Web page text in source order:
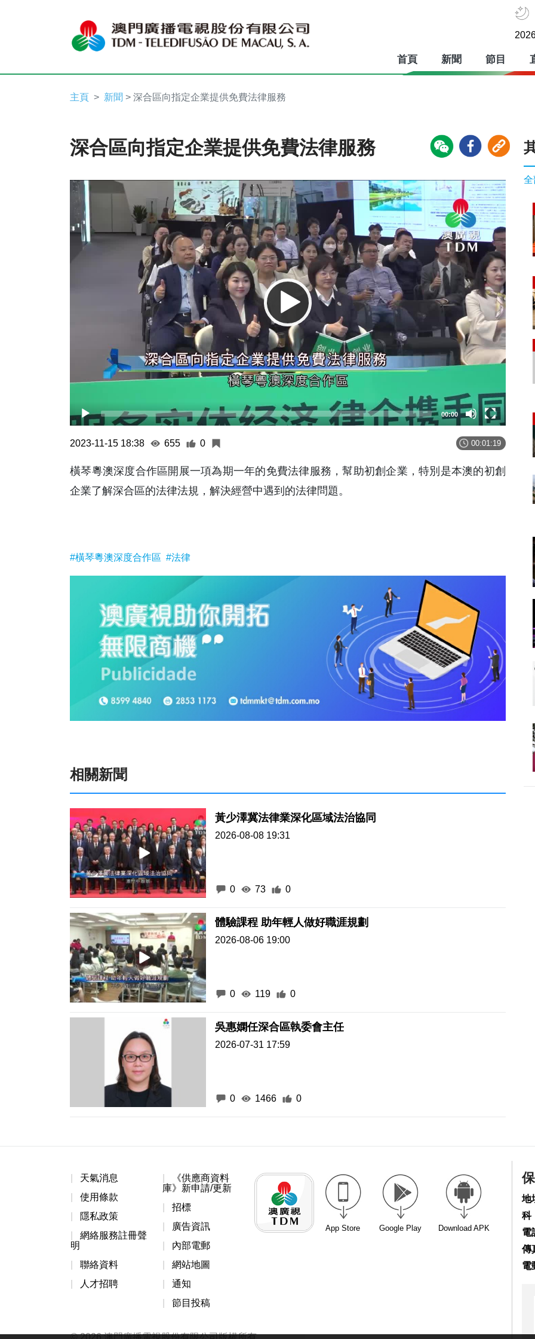
首頁 新聞 節目
主頁 新聞 > 深合區向指定企業提供免費法律服務
深合區向指定企業提供免費法律服務
Video
Player
00:00
2023-11-15 18:38 655 0 00:01:19
橫琴粵澳深度合作區開展一項為期一年的免費法律服務，幫助初創企業，特別是本澳的初創
企業了解深合區的法律法規，解決經營中遇到的法律問題。
#橫琴粵澳深度合作區 #法律
相關新聞
黃少澤冀法律業深化區域法治協同
2026-08-08 19:31
0 73 0
體驗課程 助年輕人做好職涯規劃
2026-08-06 19:00
0 119 0
吳惠嫻任深合區執委會主任
2026-07-31 17:59
0 1466 0
全
天氣消息
使用條款
隱私政策
網絡服務註冊聲
明
聯絡資料
人才招聘
《供應商資料
庫》新申請/更新
招標
廣告資訊
內部電郵
網站地圖
通知
節目投稿
App Store Google Play Download APK
地
科
電
傳
電